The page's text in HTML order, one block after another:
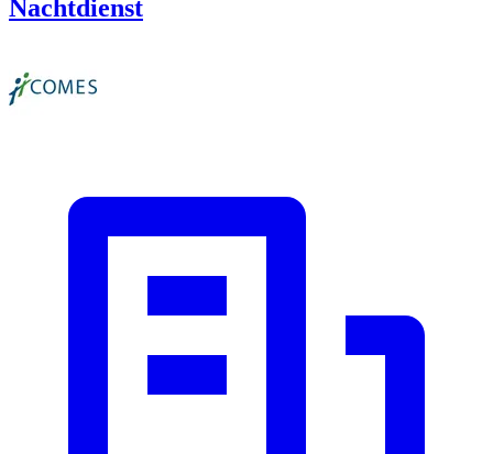
Nachtdienst